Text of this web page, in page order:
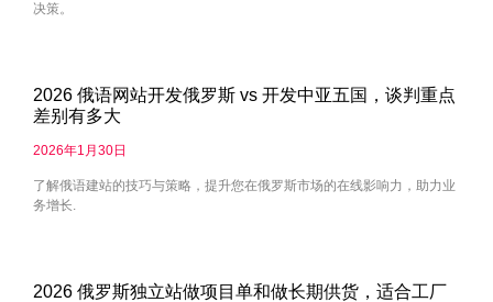
决策。
2026 俄语网站开发俄罗斯 vs 开发中亚五国，谈判重点
差别有多大
2026年1月30日
了解俄语建站的技巧与策略，提升您在俄罗斯市场的在线影响力，助力业
务增长.
2026 俄罗斯独立站做项目单和做长期供货，适合工厂